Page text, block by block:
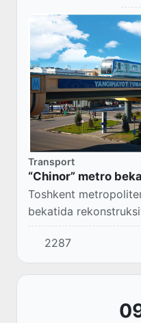
Transport
“Chinor” metro
Toshkent
bekatida
munosabati bilan
kun muddatga
yopilad...
2287